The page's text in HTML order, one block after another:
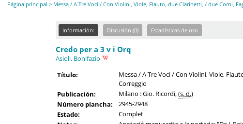
Página principal > Messa / A Tre Voci / Con Violini, Viole, Flauto, due Clarinetti, / due Corni,
Información: Discusión (0) Estadísticas de uso
Credo per a 3 v i Orq
Asioli, Bonifazio
Título:
Messa / A Tre Voci / Con Violini, Viole,
Correggio
Publicación:
Milano : Gio. Ricordi,(s. d.)
Número plancha:
2945-2948
Estado:
Complet